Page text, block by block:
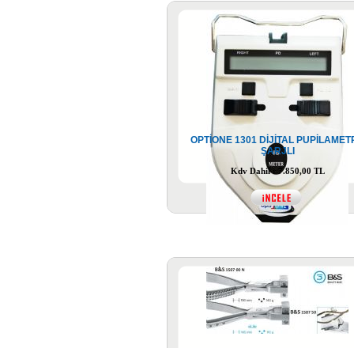
OPTİONE 1301 DİJİTAL
ŞARJLI
Kdv Dahil : 7.850,00 TL